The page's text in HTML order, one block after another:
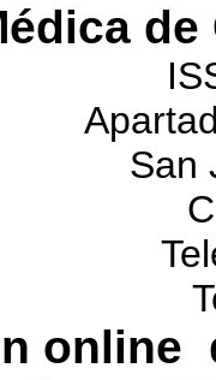
San
online